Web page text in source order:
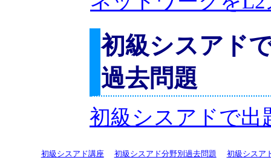
初級シスアド
過去問題
初級シスアドで出
初級シスアド講座 初級シスアド分野別過去問題 初級シスア